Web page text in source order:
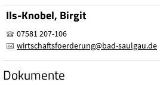
Ils-Knobel, Birgit
07581 207-106
wirtschaftsfoerderung@bad-saulgau.de
Dokumente